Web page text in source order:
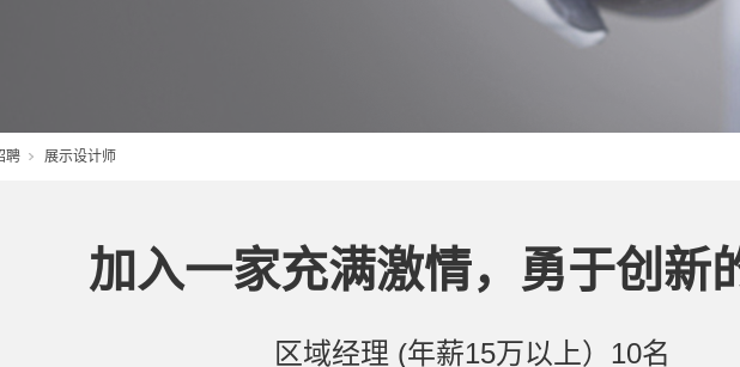
聘 展示设计师
加入一家充满激情，勇于创新
区域经理 (年薪15万以上）10名